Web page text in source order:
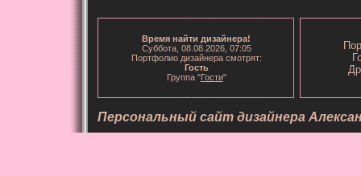
Время найти дизайнера!
Суббота, 08.08.2026, 07:05
Портфолио дизайнера смотрят:
Гость
Группа "Гости"
Персональный сайт дизайнера